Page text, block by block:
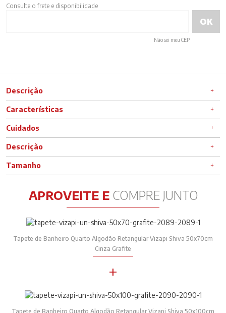
Consulte o frete e disponibilidade
Não sei meu CEP
Descrição
Características
Cuidados
Descrição
Tamanho
APROVEITE ECOMPRE JUNTO
Tapete de Banheiro Quarto Algodão Retangular Vizapi Shiva 50x70cm
Cinza Grafite
+
Tapete de Banheiro Quarto Algodão Retangular Vizapi Shiva 50x100cm